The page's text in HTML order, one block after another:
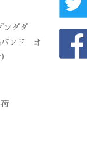
ンダダ
ンド オ